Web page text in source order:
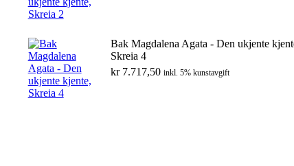
Bak Magdalena Agata - Den ukjente
Skreia 4
kr7.717,50 inkl. 5% kunstavgift